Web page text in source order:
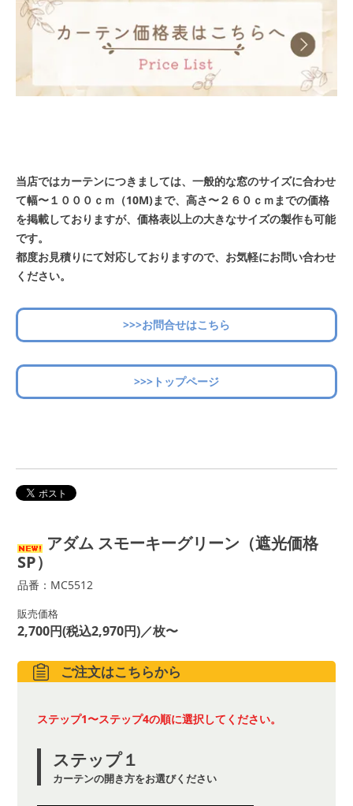
当店ではカーテンにつきましては、一般的な窓のサイズに合わせ
て幅〜１０００ｃｍ（10M)まで、高さ〜２６０ｃｍまでの価格
を掲載しておりますが、価格表以上の大きなサイズの製作も可能
です。
都度お見積りにて対応しておりますので、お気軽にお問い合わせ
ください。
>>>お問合せはこちら
>>>トップページ
アダム スモーキーグリーン（遮光価格
SP）
品番：MC5512
販売価格
2,700円(税込2,970円)／枚〜
ご注文はこちらから
ステップ1〜ステップ4の順に選択してください。
ステップ１
カーテンの開き方をお選びください